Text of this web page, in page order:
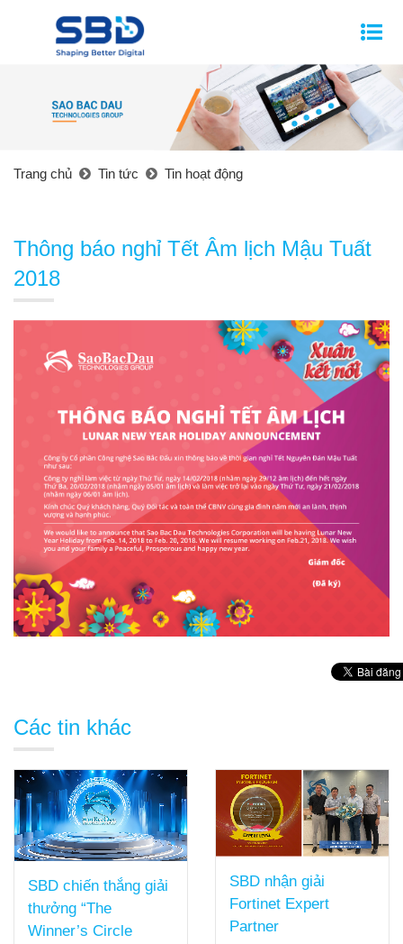
Trang chủ Tin tức Tin hoạt động
Thông báo nghỉ Tết Âm lịch Mậu Tuất
2018
Các tin khác
SBD chiến thắng giải
thưởng “The
Winner’s Circle
SBD nhận giải
Fortinet Expert
Partner